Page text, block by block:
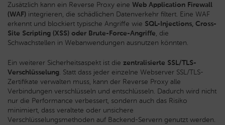
Zusätzlich kann ein Reverse Proxy eine Web Application Firewall
(WAF) integrieren, die schädlichen Datenverkehr filtert. Eine WAF
erkennt und blockiert typische Angriffe wie SQL-Injections, Cross-
Site Scripting (XSS) oder Brute-Force-Angriffe, die
Schwachstellen in Webanwendungen ausnutzen könnten.
Ein weiterer Sicherheitsaspekt ist die zentralisierte SSL/TLS-
Verschlüsselung. Statt dass jeder einzelne Webserver SSL/TLS-
Zertifikate verwalten muss, kann der Reverse Proxy alle
Verbindungen verschlüsseln und entschlüsseln. Dadurch wird nicht
nur die Performance verbessert, sondern auch das Risiko
minimiert, dass veraltete oder unsichere
Verschlüsselungsmethoden auf Backend-Servern genutzt werden.